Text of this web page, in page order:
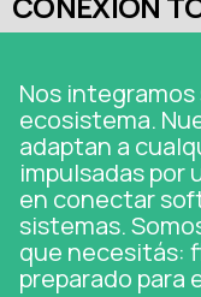
Nos
ecosistema.
adaptan a
impulsadas por
en conectar
sistemas.
que necesitás:
preparado para